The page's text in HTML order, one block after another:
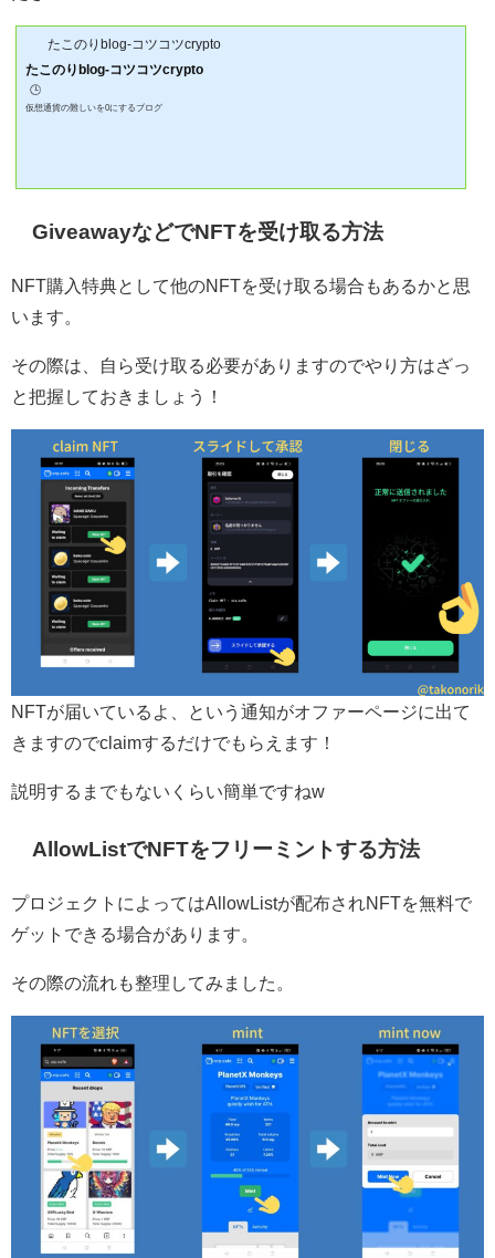
たこのりblog-コツコツcrypto
たこのりblog-コツコツcrypto
🕒️
仮想通貨の難しいを0にするブログ
GiveawayなどでNFTを受け取る方法
NFT購入特典として他のNFTを受け取る場合もあるかと思
います。
その際は、自ら受け取る必要がありますのでやり方はざっ
と把握しておきましょう！
NFTが届いているよ、という通知がオファーページに出て
きますのでclaimするだけでもらえます！
説明するまでもないくらい簡単ですねw
AllowListでNFTをフリーミントする方法
プロジェクトによってはAllowListが配布されNFTを無料で
ゲットできる場合があります。
その際の流れも整理してみました。